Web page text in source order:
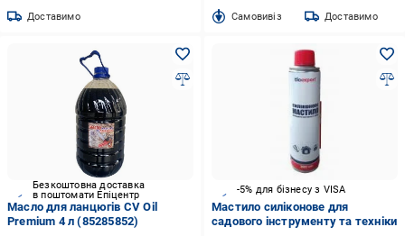
Доставимо Cамовивіз Доставимо
Безкоштовна доставка
в поштомати Епіцентр
Масло для ланцюгів СV Oil
Premium 4 л (85285852)
-5% для бізнесу з VISA
Мастило силіконове для
садового інструменту та техніки